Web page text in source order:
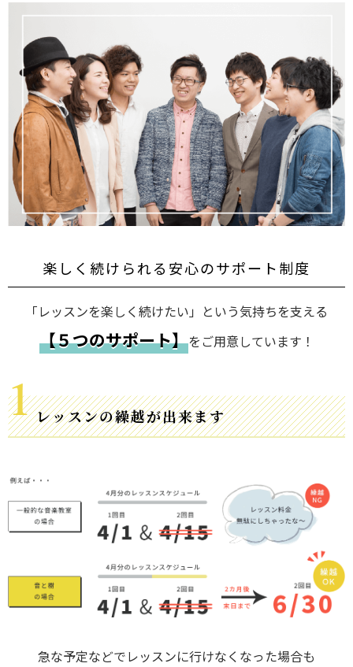
楽しく続けられる安心のサポート制度
「レッスンを楽しく続けたい」という気持ちを支える
【５つのサポート】をご用意しています！
レッスンの繰越が出来ます
急な予定などでレッスンに行けなくなった場合も